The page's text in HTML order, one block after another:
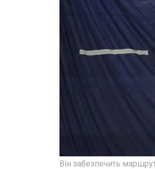
Він забезпечить